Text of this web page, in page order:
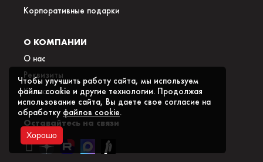
Корпоративные подарки
О КОМПАНИИ
О нас
Реквизиты
Контакты
Оставайтесь на связи
Чтобы улучшить работу сайта, мы используем
файлы cookie и другие технологии. Продолжая
использование сайта, Вы даете свое согласие на
обработку файлов cookie.
Хорошо